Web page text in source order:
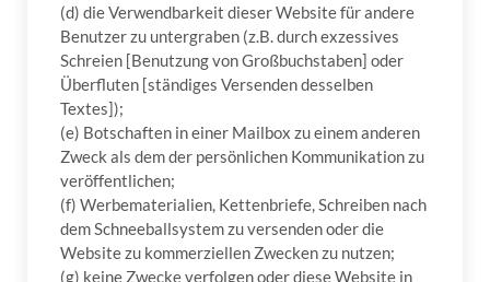
(d) die Verwendbarkeit dieser Website für andere
Benutzer zu untergraben (z.B. durch exzessives
Schreien [Benutzung von Großbuchstaben] oder
Überfluten [ständiges Versenden desselben
Textes]);
(e) Botschaften in einer Mailbox zu einem anderen
Zweck als dem der persönlichen Kommunikation zu
veröffentlichen;
(f) Werbematerialien, Kettenbriefe, Schreiben nach
dem Schneeballsystem zu versenden oder die
Website zu kommerziellen Zwecken zu nutzen;
(g) keine Zwecke verfolgen oder diese Website in